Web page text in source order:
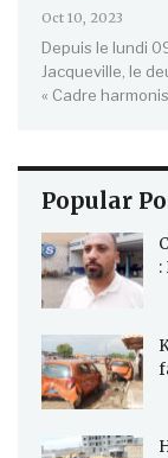
Oct 10, 2023
Depuis le lundi
Jacqueville, le
« Cadre
Popular
: